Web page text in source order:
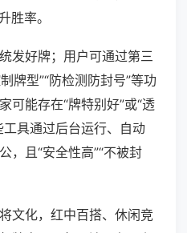
胜率。
发好牌；用户可通过第三
牌型”“防检测防封号”等功
可能存在“牌特别好”或“透
具通过后台运行、自动
，且“安全性高”“不被封
文化，红中百搭、休闲竞